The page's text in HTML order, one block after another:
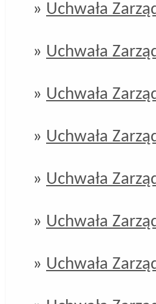
» Uchwała
» Uchwała
» Uchwała
» Uchwała
» Uchwała
» Uchwała
» Uchwała